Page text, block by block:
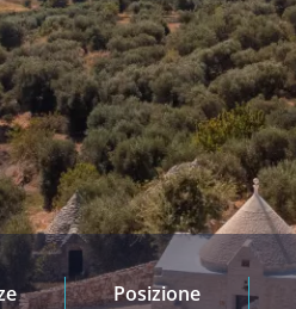
Posizione